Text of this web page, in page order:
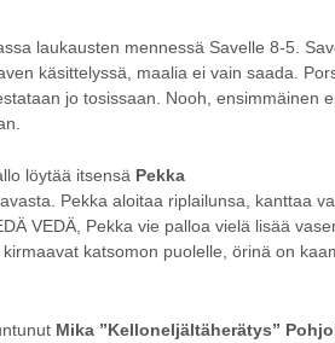
laukausten mennessä Savelle 8-5.
käsittelyssä, maalia ei vain saada.
jo tosissaan. Nooh, ensimmäinen
löytää itsensä Pekka
Pekka aloitaa riplailunsa, kanttaa
VEDÄ, Pekka vie palloa vielä lisää
katsomon puolelle, örinä on
Mika ”Kelloneljältäherätys”